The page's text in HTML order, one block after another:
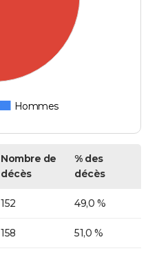
Hommes
Nombre de
décès
% des
décès
152 49,0 %
158 51,0 %